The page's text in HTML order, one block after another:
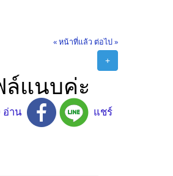
« หน้าที่แล้ว ต่อไป »
+
ล์แนบค่ะ
อ่าน แชร์